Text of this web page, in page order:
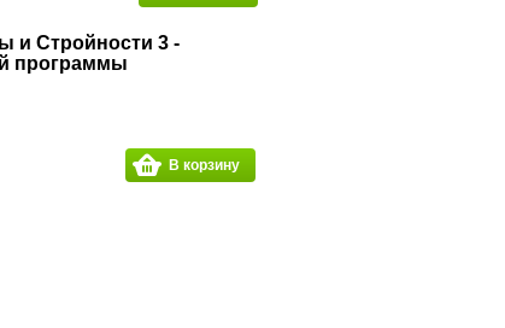
и Стройности 3 -
программы
В корзину